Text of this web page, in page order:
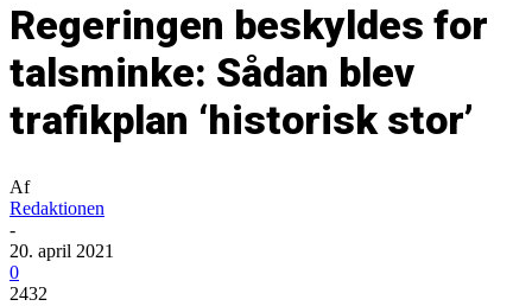
Regeringen beskyldes for
talsminke: Sådan blev
trafikplan ‘historisk stor’
Af
Redaktionen
-
20. april 2021
0
2432